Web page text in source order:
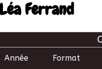
Léa Ferrand
Année Format